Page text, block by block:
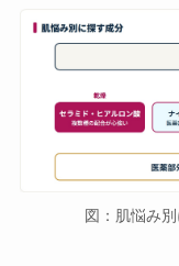
図：肌悩み